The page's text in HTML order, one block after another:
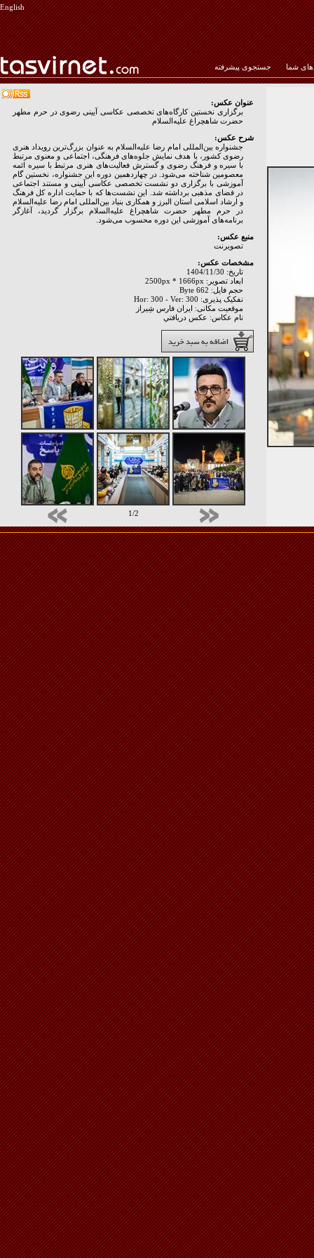
English
شما جستجوی پیشرفته
عنوان عکس:
برگزاری نخستین کارگاه‌های تخصصی عکاسی آیینی رضوی در حرم مطهر
حضرت شاهچراغ علیه‌السلام
شرح عکس:
جشنواره بین‌المللی امام رضا علیه‌السلام به عنوان بزرگ‌ترین رویداد هنری
رضوی کشور، با هدف نمایش جلوه‌های فرهنگی، اجتماعی و معنوی مرتبط
با سیره و فرهنگ رضوی و گسترش فعالیت‌های هنری مرتبط با سیره ائمه
معصومین شناخته می‌شود. در چهاردهمین دوره این جشنواره، نخستین گام
آموزشی با برگزاری دو نشست تخصصی عکاسی آیینی و مستند اجتماعی
در فضای مذهبی برداشته شد. این نشست‌ها که با حمایت اداره کل فرهنگ
و ارشاد اسلامی استان البرز و همکاری بنیاد بین‌المللی امام رضا علیه‌السلام
در حرم مطهر حضرت شاهچراغ علیه‌السلام برگزار گردید، آغازگر
برنامه‌های آموزشی این دوره محسوب می‌شود.
منبع عکس:
تصويرنت
مشخصات عکس:
تاریخ: 1404/11/30
ابعاد تصویر: 2500px * 1666px
حجم فایل: 662 Byte
نفکیک پذیری: Hor: 300 - Ver: 300
موقعیت مکانی: ايران فارس شِيراز
نام عکاس: عکس دريافتي
1/2